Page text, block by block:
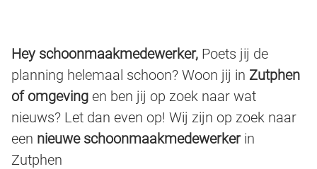
Hey schoonmaakmedewerker, Poets jij de
planning helemaal schoon? Woon jij in Zutphen
of omgeving en ben jij op zoek naar wat
nieuws? Let dan even op! Wij zijn op zoek naar
een nieuwe schoonmaakmedewerker in
Zutphen